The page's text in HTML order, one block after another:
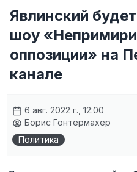
Явлинский
шоу
оппозиции» на
канале
6 авг. 2022 г., 12:00
Борис Гонтермахер
Политика